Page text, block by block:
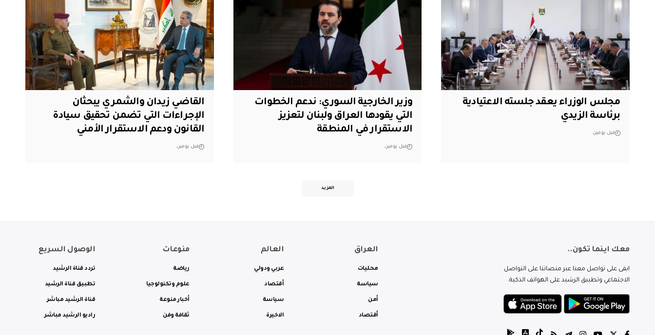
مجلس الوزراء يعقد جلسته الاعتيادية
برئاسة الزيدي
قبل يومين
وزير الخارجية السوري: ندعم الخطوات
التي يقودها العراق ولبنان لتعزيز
الاستقرار في المنطقة
قبل يومين
القاضي زيدان والشمري يبحثان
الإجراءات التي تضمن تحقيق سيادة
القانون ودعم الاستقرار الأمني
قبل يومين
المزيد
معك اينما تكون..
ابقى على تواصل معنا عبر منصاتنا على التواصل
الاجتماعي وتطبيق الرشيد على الهواتف الذكية.
العراق
محليات
سياسة
أمن
أقتصاد
العالم
عربي ودولي
أقتصاد
سياسة
الاخيرة
منوعات
رياضة
علوم وتكنولوجيا
أخبار منوعة
ثقافة وفن
الوصول السريع
تردد قناة الرشيد
تطبيق قناة الرشيد
قناة الرشيد مباشر
راديو الرشيد مباشر